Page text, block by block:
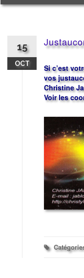
Aller
15
OCT
Si c’est
vos
Christine
Voir les